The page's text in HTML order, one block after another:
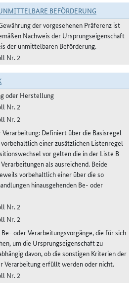
BEFÖRDERUNG
der vorgesehenen Präferenz ist
Nachweis der Ursprungseigenschaft
der unmittelbaren Beförderung.
Nr. 2
oder Herstellung
Nr. 2
Nr. 2
Definiert über die Basisregel
einer zusätzlichen Listenregel
vor gelten die in der Liste B
als ausreichend. Beide
vorbehaltlich einer über die so
hinausgehenden Be- oder
Nr. 2
Nr. 2
oder Verarbeitungsvorgänge, die für sich
um die Ursprungseigenschaft zu
davon, ob die sonstigen Kriterien der
Verarbeitung erfüllt werden oder nicht.
Nr. 2